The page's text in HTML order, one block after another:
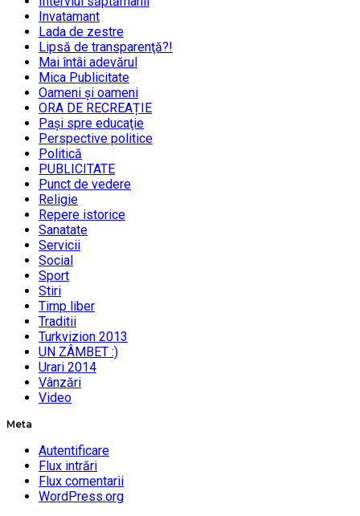
Invatamant
Lada de zestre
Lipsă de transparenţă?!
Mai întâi adevărul
Mica Publicitate
Oameni şi oameni
ORA DE RECREAȚIE
Paşi spre educaţie
Perspective politice
Politică
PUBLICITATE
Punct de vedere
Religie
Repere istorice
Sanatate
Servicii
Social
Sport
Stiri
Timp liber
Traditii
Turkvizion 2013
UN ZÂMBET :)
Urari 2014
Vânzări
Video
Meta
Autentificare
Flux intrări
Flux comentarii
WordPress.org